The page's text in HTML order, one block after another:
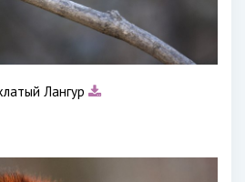
Лангур